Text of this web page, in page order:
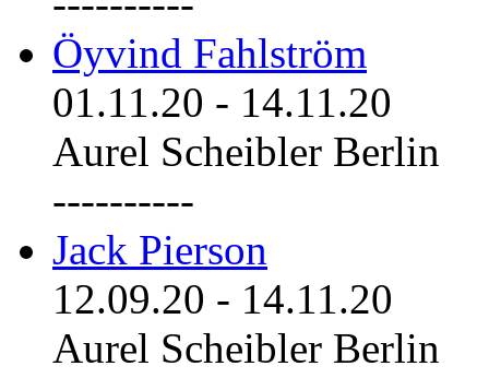
Öyvind Fahlström
01.11.20 - 14.11.20
Aurel Scheibler Berlin
----------
Jack Pierson
12.09.20 - 14.11.20
Aurel Scheibler Berlin